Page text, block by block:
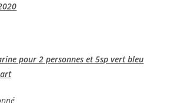
pour 2 personnes et 5sp vert bleu